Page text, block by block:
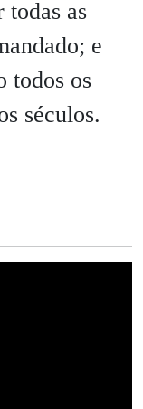
todas as
e
todos os
séculos.